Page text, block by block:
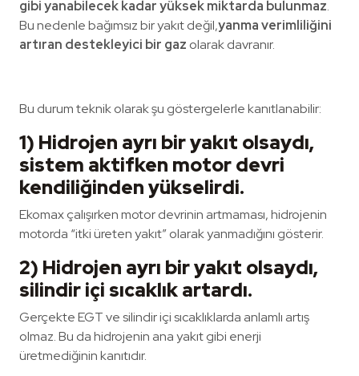
gibi yanabilecek kadar yüksek miktarda bulunmaz.
Bu nedenle bağımsız bir yakıt değil,yanma verimliliğini
artıran destekleyici bir gaz olarak davranır.
Bu durum teknik olarak şu göstergelerle kanıtlanabilir:
1) Hidrojen ayrı bir yakıt olsaydı,
sistem aktifken motor devri
kendiliğinden yükselirdi.
Ekomax çalışırken motor devrinin artmaması, hidrojenin
motorda “itki üreten yakıt” olarak yanmadığını gösterir.
2) Hidrojen ayrı bir yakıt olsaydı,
silindir içi sıcaklık artardı.
Gerçekte EGT ve silindir içi sıcaklıklarda anlamlı artış
olmaz. Bu da hidrojenin ana yakıt gibi enerji
üretmediğinin kanıtıdır.